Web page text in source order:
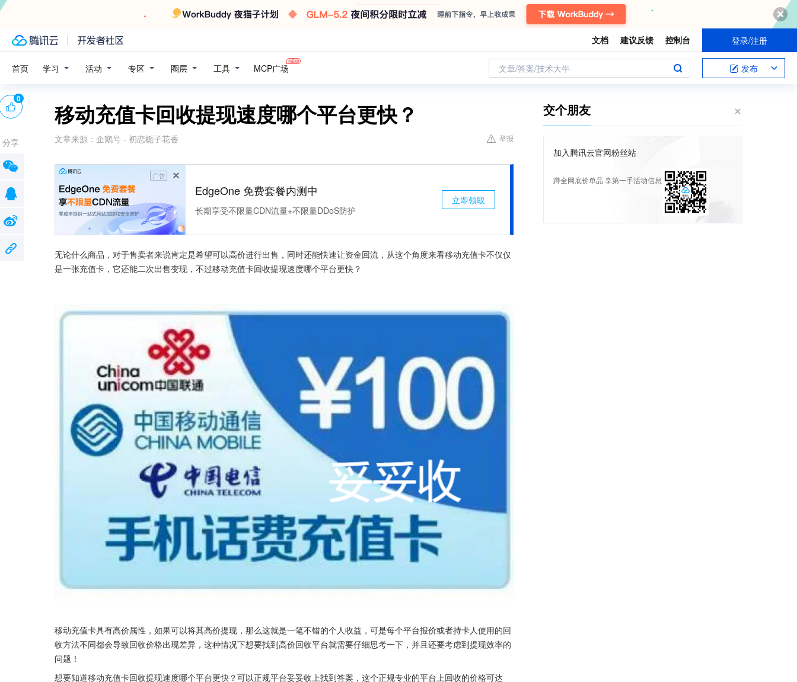
文档 建议反馈 控制台 登录/注册
首页 学习 活动 专区 圈层 工具 MCP广场 文章/答案/技术大牛 发布
移动充值卡回收提现速度哪个平台更快？
文章来源： 企鹅号 - 初恋栀子花香 举报
广告
EdgeOne 免费套餐内测中
长期享受不限量CDN流量+不限量DDoS防护
立即领取
无论什么商品，对于售卖者来说肯定是希望可以高价进行出售，同时还能快速让资金回流，从这个角度来看移动充值卡不仅仅
是一张充值卡，它还能二次出售变现，不过移动充值卡回收提现速度哪个平台更快？
移动充值卡具有高价属性，如果可以将其高价提现，那么这就是一笔不错的个人收益，可是每个平台报价或者持卡人使用的回
收方法不同都会导致回收价格出现差异，这种情况下想要找到高价回收平台就需要仔细思考一下，并且还要考虑到提现效率的
问题！
想要知道移动充值卡回收提现速度哪个平台更快？可以正规平台妥妥收上找到答案，这个正规专业的平台上回收的价格可达
0
分享
交个朋友
加入腾讯云官网粉丝站
蹲全网底价单品 享第一手活动信息